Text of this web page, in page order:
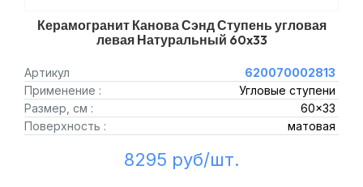
Керамогранит Канова Сэнд Ступень угловая
левая Натуральный 60x33
Артикул
620070002813
Применение :
Угловые ступени
Размер, см :
60x33
Поверхность :
матовая
8295 руб/шт.